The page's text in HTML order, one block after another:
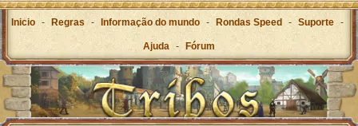
Inicio - Regras - Informação do mundo - Rondas Speed - Suporte -
Ajuda - Fórum